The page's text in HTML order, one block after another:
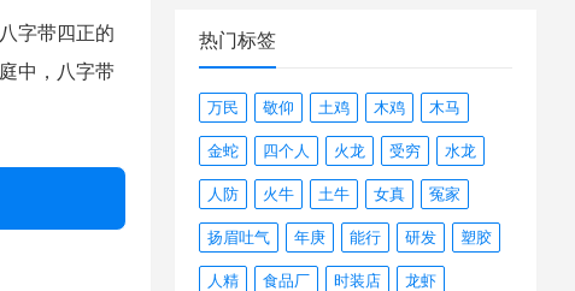
字带四正的
中，八字带
热门标签
万民 敬仰 土鸡 木鸡 木马
金蛇 四个人 火龙 受穷 水龙
人防 火牛 土牛 女真 冤家
扬眉吐气 年庚 能行 研发 塑胶
人精 食品厂 时装店 龙虾